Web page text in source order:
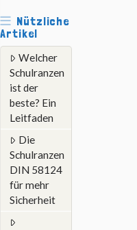
Nützliche
Artikel
Welcher
Schulranzen
ist der
beste? Ein
Leitfaden
Die
Schulranzen
DIN 58124
für mehr
Sicherheit